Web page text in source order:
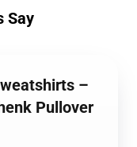
Say
–
Pullover